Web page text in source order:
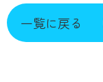
一覧に戻る